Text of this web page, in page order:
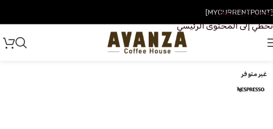
تخطي إلى التنقل
تخطي إلى المحتوى الرئيسي
[MYCURRENTPOINT]
غير متوفر